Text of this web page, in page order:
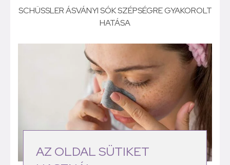
AZ OLDAL SÜTIKET
SCHÜSSLER ÁSVÁNYI SÓK SZÉPSÉGRE GYAKOROLT
HATÁSA